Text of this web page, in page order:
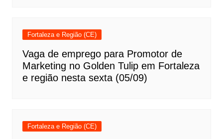
Fortaleza e Região (CE)
Vaga de emprego para Promotor de
Marketing no Golden Tulip em Fortaleza
e região nesta sexta (05/09)
Fortaleza e Região (CE)